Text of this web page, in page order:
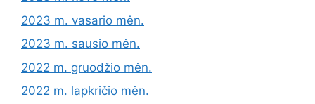
2023 m. vasario mėn.
2023 m. sausio mėn.
2022 m. gruodžio mėn.
2022 m. lapkričio mėn.